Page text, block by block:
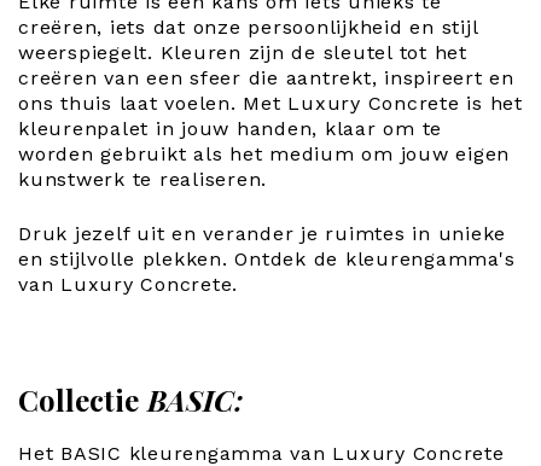
creëren, iets dat onze persoonlijkheid en stijl
weerspiegelt. Kleuren zijn de sleutel tot het
creëren van een sfeer die aantrekt, inspireert en
ons thuis laat voelen. Met Luxury Concrete is het
kleurenpalet in jouw handen, klaar om te
worden gebruikt als het medium om jouw eigen
kunstwerk te realiseren.
Druk jezelf uit en verander je ruimtes in unieke
en stijlvolle plekken. Ontdek de kleurengamma's
van Luxury Concrete.
Collectie BASIC:
Het BASIC kleurengamma van Luxury Concrete